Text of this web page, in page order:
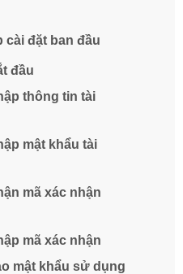
cài đặt ban đầu
đầu
thông tin tài
mật khẩu tài
mã xác nhận
mã xác nhận
mật khẩu sử dụng